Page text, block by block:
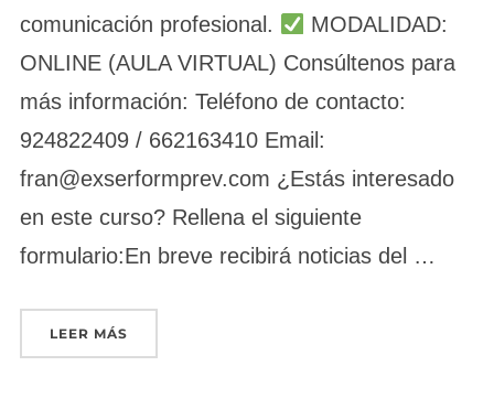
comunicación profesional.
MODALIDAD:
ONLINE (AULA VIRTUAL) Consúltenos para
más información: Teléfono de contacto:
924822409 / 662163410 Email:
fran@exserformprev.com ¿Estás interesado
en este curso? Rellena el siguiente
formulario:En breve recibirá noticias del …
LEER MÁS«GESTIÓN DE LLAMADAS DE TELEASISTENCIA